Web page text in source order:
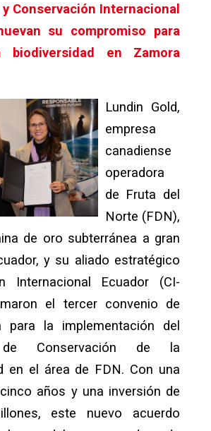
Conservación Internacional
su compromiso para
biodiversidad en Zamora
Lundin Gold,
empresa
canadiense
operadora
de Fruta del
Norte (FDN),
de oro subterránea a gran
y su aliado estratégico
Internacional Ecuador (CI-
el tercer convenio de
para la implementación del
de Conservación de la
en el área de FDN. Con una
años y una inversión de
este nuevo acuerdo